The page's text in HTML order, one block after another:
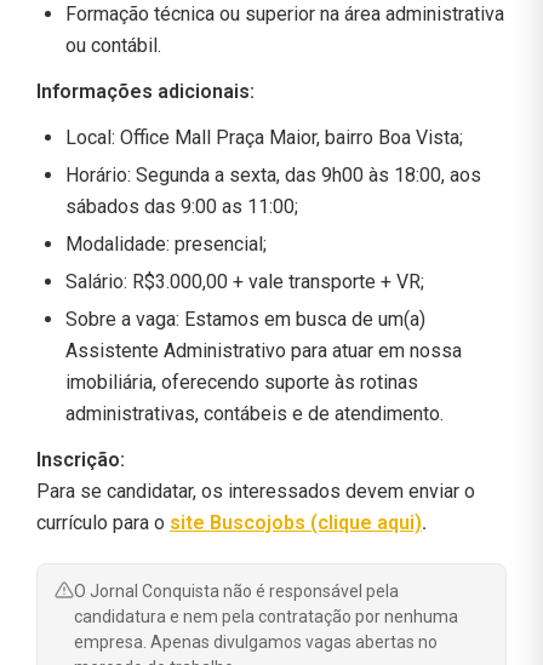
Formação técnica ou superior na área administrativa
ou contábil.
Informações adicionais:
Local: Office Mall Praça Maior, bairro Boa Vista;
Horário: Segunda a sexta, das 9h00 às 18:00, aos
sábados das 9:00 as 11:00;
Modalidade: presencial;
Salário: R$3.000,00 + vale transporte + VR;
Sobre a vaga: Estamos em busca de um(a)
Assistente Administrativo para atuar em nossa
imobiliária, oferecendo suporte às rotinas
administrativas, contábeis e de atendimento.
Inscrição:
Para se candidatar, os interessados devem enviar o
currículo para o site Buscojobs (clique aqui).
O Jornal Conquista não é responsável pela
candidatura e nem pela contratação por nenhuma
empresa. Apenas divulgamos vagas abertas no